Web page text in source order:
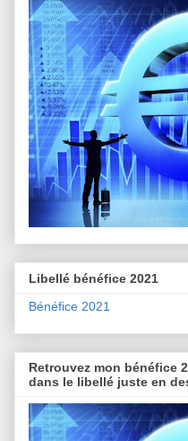
Libellé bénéfice 2021
Bénéfice 2021
Retrouvez mon bénéfice
dans le libellé juste en